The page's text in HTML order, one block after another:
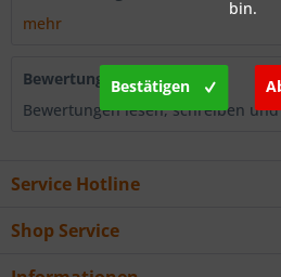
mehr
Bewertungen
0
Bewertungen lesen, schreiben
Service Hotline
Shop Service
bin.
Bestätigen